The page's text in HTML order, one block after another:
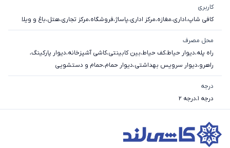
کاربری
کافی شاپ،اداری،مغازه،مرکز اداری،پاساژ،فروشگاه،مرکز تجاری،هتل،باغ و ویلا
محل مصرف
راه پله،دیوار حیاط،کف حیاط،بین کابینتی،کاشی آشپزخانه،دیوار پارکینگ،
راهرو،دیوار سرویس بهداشتی،دیوار حمام،حمام و دستشویی
درجه
درجه 1 ،درجه 2